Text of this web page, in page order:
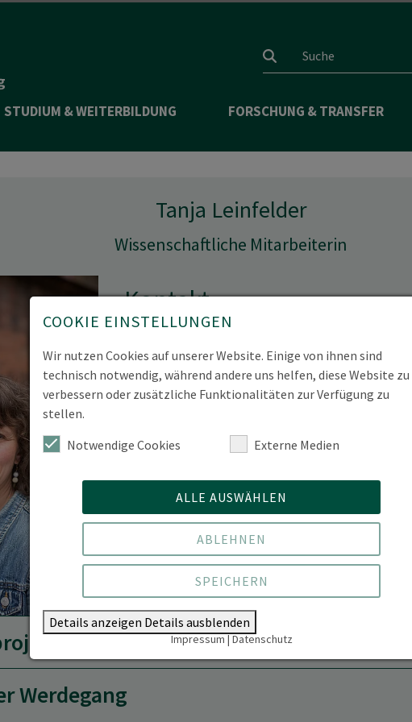
Suchfeld
STUDIUM & WEITERBILDUNG FORSCHUNG & TRANSFER
Tanja Leinfelder
Wissenschaftliche Mitarbeiterin
Kontakt
Telefon
+49 3334 657-452
Ort
Mundtshof | Schicklerstraße
64.305
Werdegang
COOKIE EINSTELLUNGEN
Wir nutzen Cookies auf unserer Website. Einige von ihnen sind
technisch notwendig, während andere uns helfen, diese Website zu
verbessern oder zusätzliche Funktionalitäten zur Verfügung zu
stellen.
Notwendige Cookies
Externe Medien
ALLE AUSWÄHLEN
ABLEHNEN
SPEICHERN
Details anzeigen Details ausblenden
Impressum|Datenschutz